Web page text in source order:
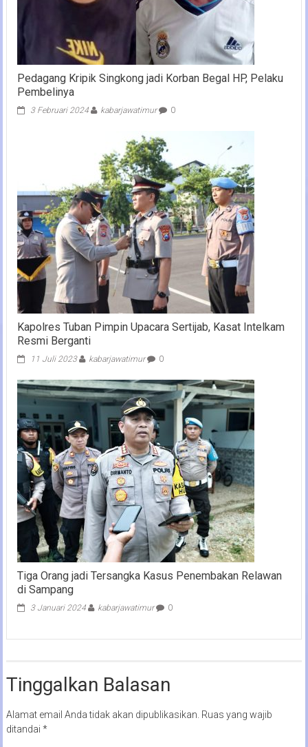
Pedagang Kripik Singkong jadi Korban Begal HP, Pelaku
Pembelinya
3 Februari 2024 kabarjawatimur 0
Kapolres Tuban Pimpin Upacara Sertijab, Kasat Intelkam
Resmi Berganti
11 Juli 2023 kabarjawatimur 0
Tiga Orang jadi Tersangka Kasus Penembakan Relawan
di Sampang
3 Januari 2024 kabarjawatimur 0
Tinggalkan Balasan
Alamat email Anda tidak akan dipublikasikan. Ruas yang wajib
ditandai *